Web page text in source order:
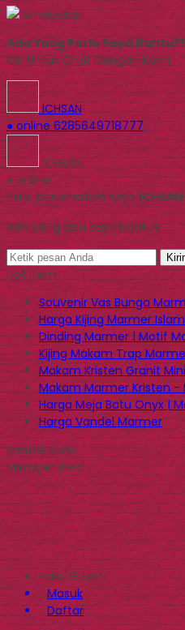
Whatsapp
Ada Yang Perlu Saya
Klik Untuk Chat Dengan Kami
ICHSAN
● online 6285649718777
ICHSAN
● online
Halo, perkenalkan sayaICHSAN
Ada yang bisa saya bantu?
Hot Item
Souvenir Vas Bunga
Harga Kijing Marmer
Dinding Marmer | Motif
Kijing Makam Trap
Makam Kristen Granit
Makam Marmer Kristen -
Harga Meja Batu Onyx |
Harga Vandel Marmer
Kontak Kami
Member Area
Halo, Guest!
Masuk
Daftar